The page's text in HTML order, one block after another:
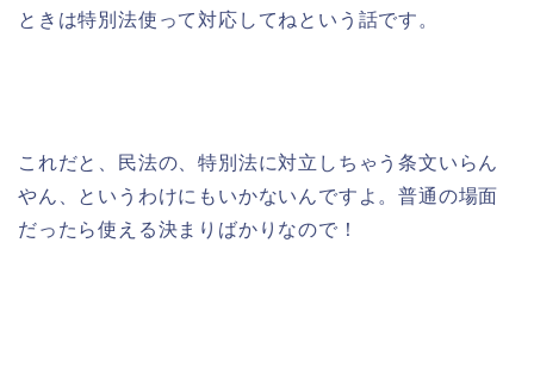
ときは特別法使って対応してねという話です。
これだと、民法の、特別法に対立しちゃう条文いらん
やん、というわけにもいかないんですよ。普通の場面
だったら使える決まりばかりなので！